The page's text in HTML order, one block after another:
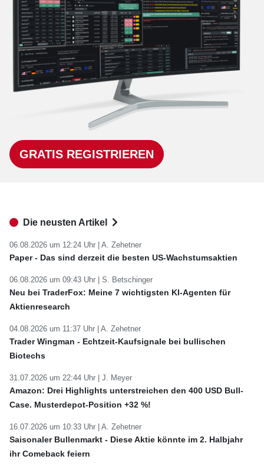
GRATIS REGISTRIEREN
Die neusten Artikel
06.08.2026 um 12:24 Uhr | A. Zehetner
Paper - Das sind derzeit die besten US-Wachstumsaktien
06.08.2026 um 09:43 Uhr | S. Betschinger
Neu bei TraderFox: Meine 7 wichtigsten KI-Agenten für
Aktienresearch
04.08.2026 um 11:37 Uhr | A. Zehetner
Trader Wingman - Echtzeit-Kaufsignale bei bullischen
Biotechs
31.07.2026 um 22:44 Uhr | J. Meyer
Amazon: Drei Highlights unterstreichen den 400 USD Bull-
Case. Musterdepot-Position +32 %!
16.07.2026 um 10:33 Uhr | A. Zehetner
Saisonaler Bullenmarkt - Diese Aktie könnte im 2. Halbjahr
ihr Comeback feiern